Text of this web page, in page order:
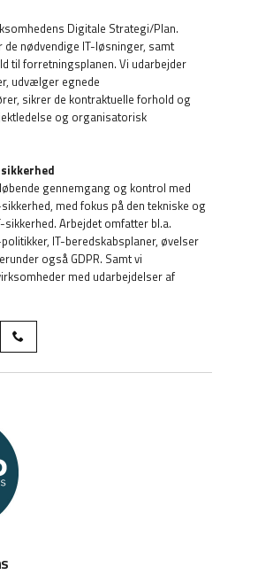
Digitale Strategi/Plan.
de nødvendige IT-løsninger, samt
til forretningsplanen. Vi udarbejder
udvælger egnede
sikrer de kontraktuelle forhold og
og organisatorisk
gennemgang og kontrol med
med fokus på den tekniske og
Arbejdet omfatter bl.a.
IT-beredskabsplaner, øvelser
også GDPR. Samt vi
med udarbejdelser af